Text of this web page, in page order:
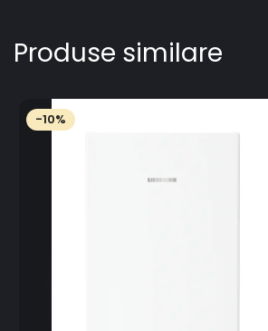
Produse similare
-10%